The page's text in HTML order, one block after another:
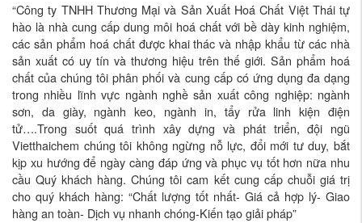
“Công ty TNHH Thương Mại và Sản Xuất Hoá Chất Việt Thái tự
hào là nhà cung cấp dung môi hoá chất với bề dày kinh nghiệm,
các sản phẩm hoá chất được khai thác và nhập khẩu từ các nhà
sản xuất có uy tín và thương hiệu trên thế giới. Sản phẩm hoá
chất của chúng tôi phân phối và cung cấp có ứng dụng đa dạng
trong nhiều lĩnh vực ngành nghề sản xuất công nghiệp: ngành
sơn, da giày, ngành keo, ngành in, tẩy rửa linh kiện điện
tử….Trong suốt quá trình xây dựng và phát triển, đội ngũ
Vietthaichem chúng tôi không ngừng nỗ lực, đổi mới tư duy, bắt
kịp xu hướng để ngày càng đáp ứng và phục vụ tốt hơn nữa nhu
cầu Quý khách hàng. Chúng tôi cam kết cung cấp chuỗi giá trị
cho quý khách hàng: “Chất lượng tốt nhất- Giá cả hợp lý- Giao
hàng an toàn- Dịch vụ nhanh chóng-Kiến tạo giải pháp”